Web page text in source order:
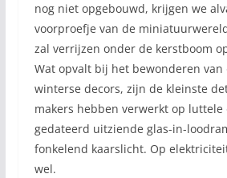
nog niet opgebouwd, krijgen we
voorproefje van de
zal verrijzen onder de kerstboom
Wat opvalt bij het bewonderen
winterse decors, zijn de kleinste
makers hebben verwerkt op luttele
gedateerd uitziende glas-in-
fonkelend kaarslicht. Op
wel.